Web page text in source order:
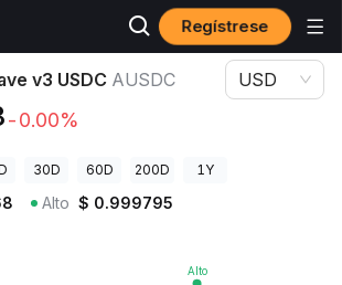
Regístrese
Precio de Aave v3 USDC AUSDC
v3 USDC AUSDC
-0.00%
USD
30D 60D 200D 1Y
Alto $ 0.999795